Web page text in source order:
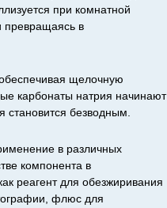
при комнатной
превращаясь в
щелочную
карбонаты натрия начинают
становится безводным.
в различных
компонента в
реагент для обезжиривания
флюс для